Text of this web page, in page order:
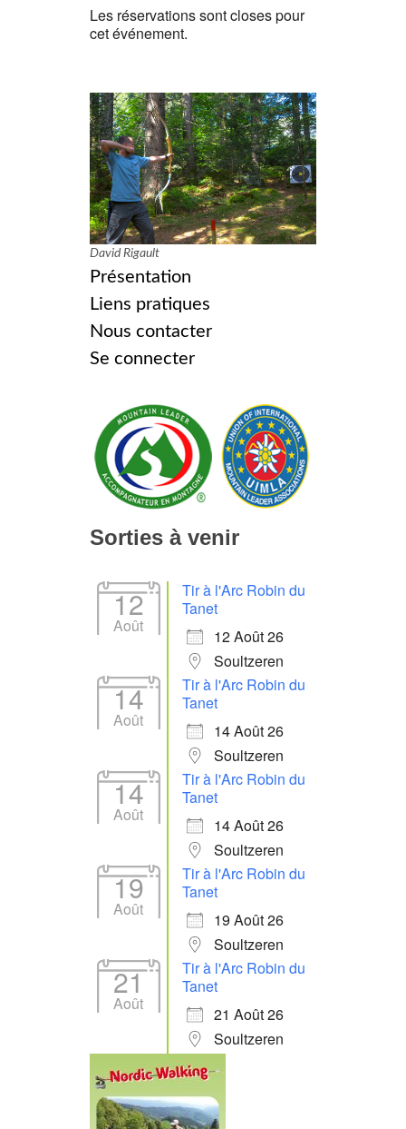
Les réservations sont closes pour
cet événement.
David Rigault
Présentation
Liens pratiques
Nous contacter
Se connecter
Sorties à venir
12
Août
Tir à l'Arc Robin du
Tanet
12 Août 26
Soultzeren
14
Août
Tir à l'Arc Robin du
Tanet
14 Août 26
Soultzeren
14
Août
Tir à l'Arc Robin du
Tanet
14 Août 26
Soultzeren
19
Août
Tir à l'Arc Robin du
Tanet
19 Août 26
Soultzeren
21
Août
Tir à l'Arc Robin du
Tanet
21 Août 26
Soultzeren